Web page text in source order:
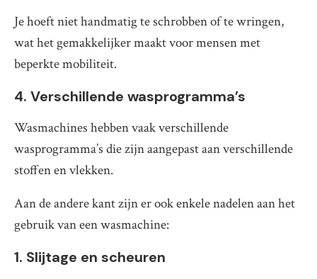
Je hoeft niet handmatig te schrobben of te wringen,
wat het gemakkelijker maakt voor mensen met
beperkte mobiliteit.
4. Verschillende wasprogramma’s
Wasmachines hebben vaak verschillende
wasprogramma’s die zijn aangepast aan verschillende
stoffen en vlekken.
Aan de andere kant zijn er ook enkele nadelen aan het
gebruik van een wasmachine:
1. Slijtage en scheuren